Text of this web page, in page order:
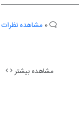
مشاهده نظرات
مشاهده بیشتر